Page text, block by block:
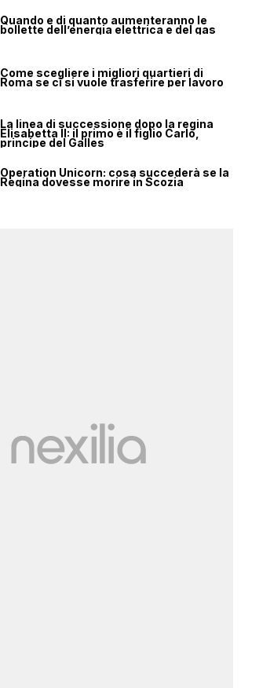
Quando e di quanto aumenteranno le
bollette dell’energia elettrica e del gas
Come scegliere i migliori quartieri di
Roma se ci si vuole trasferire per lavoro
La linea di successione dopo la regina
Elisabetta II: il primo è il figlio Carlo,
principe del Galles
Operation Unicorn: cosa succederà se la
Regina dovesse morire in Scozia